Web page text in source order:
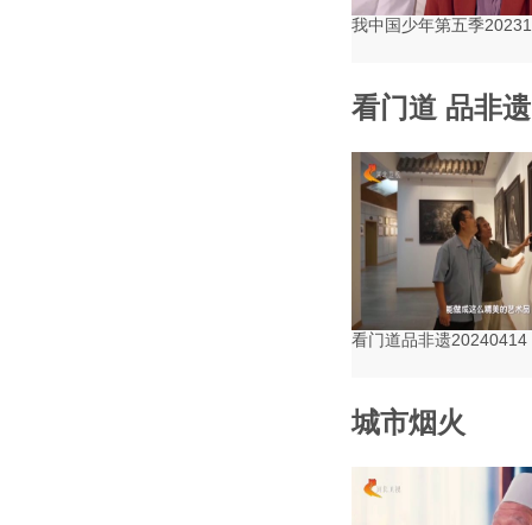
我中国少年第五季
看门道 品非遗
看门道品非遗20240414
城市烟火